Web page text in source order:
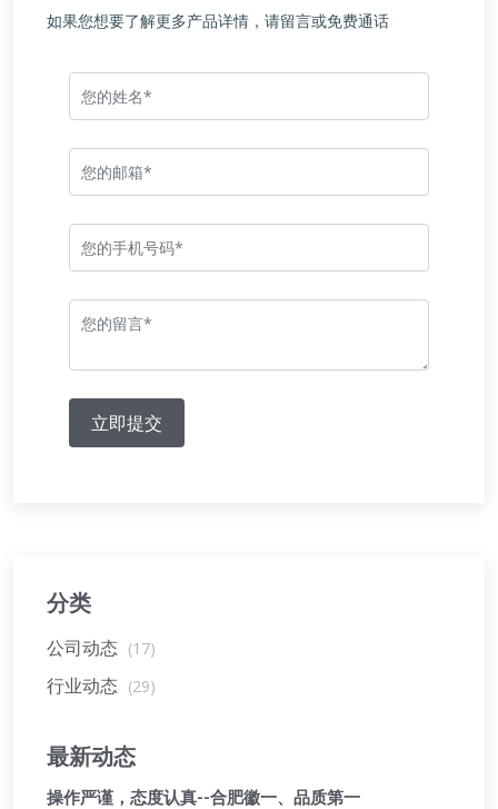
如果您想要了解更多产品详情，请留言或免费通话
立即提交
分类
公司动态 (17)
行业动态 (29)
最新动态
操作严谨，态度认真--合肥徽一、品质第一